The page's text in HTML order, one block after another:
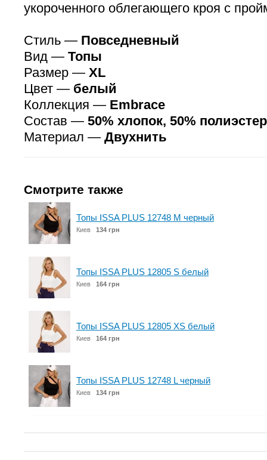
укороченного облегающего кроя с
Стиль — Повседневный
Вид — Топы
Размер — XL
Цвет — белый
Коллекция — Embrace
Состав — 50% хлопок, 50% полиэстер
Материал — Двухнить
Смотрите также
Топы ISSA PLUS 12748 M черный
Киев 134 грн
Топы ISSA PLUS 12805 S белый
Киев 164 грн
Топы ISSA PLUS 12805 XS белый
Киев 164 грн
Топы ISSA PLUS 12748 L черный
Киев 134 грн